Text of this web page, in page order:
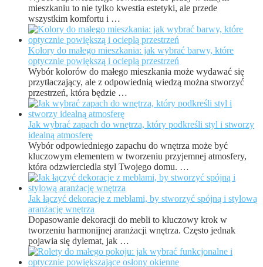
mieszkaniu to nie tylko kwestia estetyki, ale przede
wszystkim komfortu i …
Kolory do małego mieszkania: jak wybrać barwy, które
optycznie powiększą i ocieplą przestrzeń
Wybór kolorów do małego mieszkania może wydawać się
przytłaczający, ale z odpowiednią wiedzą można stworzyć
przestrzeń, która będzie …
Jak wybrać zapach do wnętrza, który podkreśli styl i stworzy
idealną atmosferę
Wybór odpowiedniego zapachu do wnętrza może być
kluczowym elementem w tworzeniu przyjemnej atmosfery,
która odzwierciedla styl Twojego domu. …
Jak łączyć dekoracje z meblami, by stworzyć spójną i stylową
aranżację wnętrza
Dopasowanie dekoracji do mebli to kluczowy krok w
tworzeniu harmonijnej aranżacji wnętrza. Często jednak
pojawia się dylemat, jak …